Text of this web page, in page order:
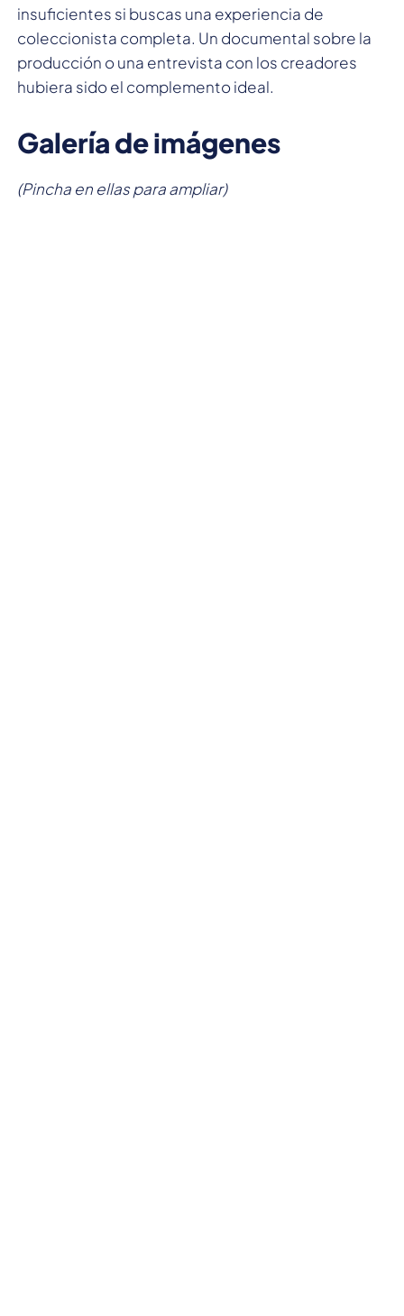
insuficientes si buscas una experiencia de
coleccionista completa. Un documental sobre la
producción o una entrevista con los creadores
hubiera sido el complemento ideal.
Galería de imágenes
(Pincha en ellas para ampliar)